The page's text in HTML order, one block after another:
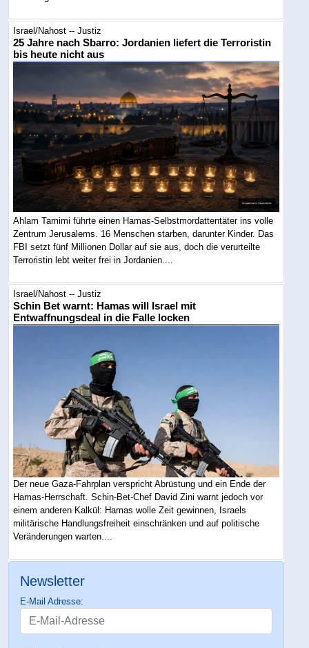
Israel/Nahost -- Justiz
25 Jahre nach Sbarro: Jordanien liefert die Terroristin
bis heute nicht aus
Ahlam Tamimi führte einen Hamas-Selbstmordattentäter ins volle
Zentrum Jerusalems. 16 Menschen starben, darunter Kinder. Das
FBI setzt fünf Millionen Dollar auf sie aus, doch die verurteilte
Terroristin lebt weiter frei in Jordanien....
Israel/Nahost -- Justiz
Schin Bet warnt: Hamas will Israel mit
Entwaffnungsdeal in die Falle locken
Der neue Gaza-Fahrplan verspricht Abrüstung und ein Ende der
Hamas-Herrschaft. Schin-Bet-Chef David Zini warnt jedoch vor
einem anderen Kalkül: Hamas wolle Zeit gewinnen, Israels
militärische Handlungsfreiheit einschränken und auf politische
Veränderungen warten....
Newsletter
E-Mail Adresse: